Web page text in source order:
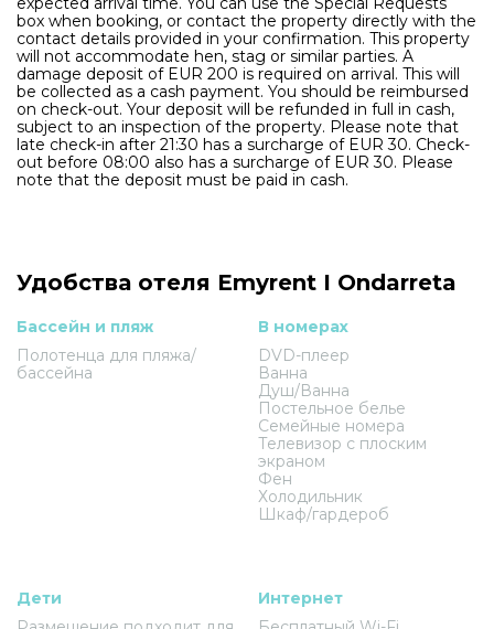
box when booking, or contact the property directly with the
contact details provided in your confirmation. This property
will not accommodate hen, stag or similar parties. A
damage deposit of EUR 200 is required on arrival. This will
be collected as a cash payment. You should be reimbursed
on check-out. Your deposit will be refunded in full in cash,
subject to an inspection of the property. Please note that
late check-in after 21:30 has a surcharge of EUR 30. Check-
out before 08:00 also has a surcharge of EUR 30. Please
note that the deposit must be paid in cash.
Удобства отеля Emyrent I Ondarreta
Бассейн и пляж
Полотенца для пляжа/
бассейна
В номерах
DVD-плеер
Ванна
Душ/Ванна
Постельное белье
Семейные номера
Телевизор с плоским
экраном
Фен
Холодильник
Шкаф/гардероб
Дети
Интернет